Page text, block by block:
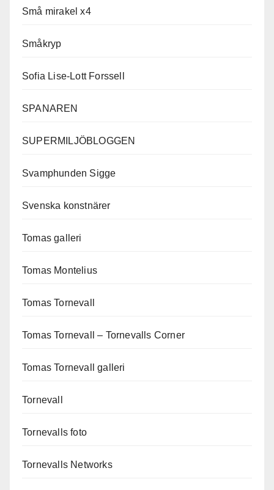
Små mirakel x4
Småkryp
Sofia Lise-Lott Forssell
SPANAREN
SUPERMILJÖBLOGGEN
Svamphunden Sigge
Svenska konstnärer
Tomas galleri
Tomas Montelius
Tomas Tornevall
Tomas Tornevall – Tornevalls Corner
Tomas Tornevall galleri
Tornevall
Tornevalls foto
Tornevalls Networks